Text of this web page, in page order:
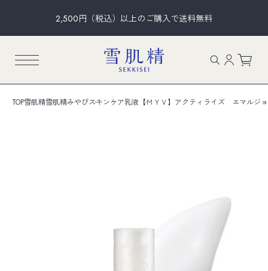
2,500円（税込）以上のご購入で送料無料
TOP雪肌精雪肌精みやびスキンケア乳液 【ＭＹＶ】アクティライズ エマルジ